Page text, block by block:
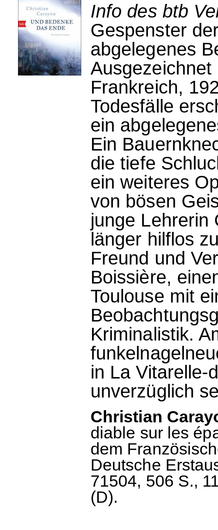
Info des btb
Gespenster
abgelegenes
Frankreich,
Todesfälle
ein
Ein
die tiefe
ein weiteres
von bösen
junge Lehrerin
länger hilflos
Freund und
Boissière,
Toulouse mit
Kriminalistik.
in La Vitarelle-
unverzüglich
Christian
diable sur les
dem
Deutsche
71504, 506 S.,
(D).